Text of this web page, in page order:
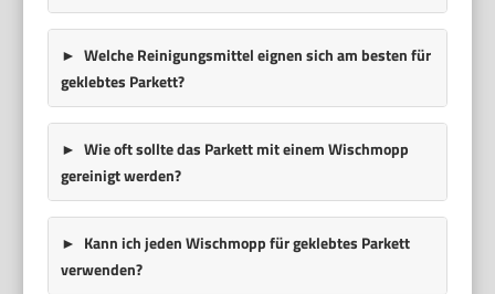
Welche Reinigungsmittel eignen sich am besten für
geklebtes Parkett?
Wie oft sollte das Parkett mit einem Wischmopp
gereinigt werden?
Kann ich jeden Wischmopp für geklebtes Parkett
verwenden?